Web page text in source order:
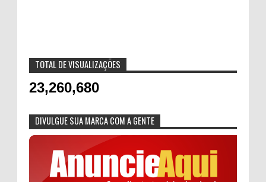
TOTAL DE VISUALIZAÇÕES
23,260,680
DIVULGUE SUA MARCA COM A GENTE